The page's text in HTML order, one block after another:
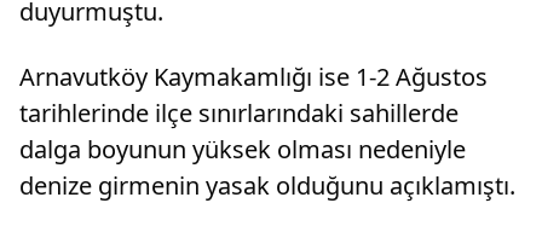
duyurmuştu.
Arnavutköy Kaymakamlığı ise 1-2 Ağustos
tarihlerinde ilçe sınırlarındaki sahillerde
dalga boyunun yüksek olması nedeniyle
denize girmenin yasak olduğunu açıklamıştı.